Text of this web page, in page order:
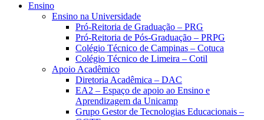
Ensino
Ensino na Universidade
Pró-Reitoria de Graduação – PRG
Pró-Reitoria de Pós-Graduação – PRPG
Colégio Técnico de Campinas – Cotuca
Colégio Técnico de Limeira – Cotil
Apoio Acadêmico
Diretoria Acadêmica – DAC
EA2 – Espaço de apoio ao Ensino e
Aprendizagem da Unicamp
Grupo Gestor de Tecnologias Educacionais –